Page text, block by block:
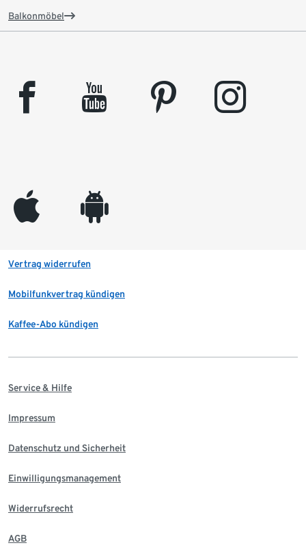
Balkonmöbel
facebook youtube pinterest instagram
appleinc android
Vertrag widerrufen
Mobilfunkvertrag kündigen
Kaffee-Abo kündigen
Service & Hilfe
Impressum
Datenschutz und Sicherheit
Einwilligungsmanagement
Widerrufsrecht
AGB